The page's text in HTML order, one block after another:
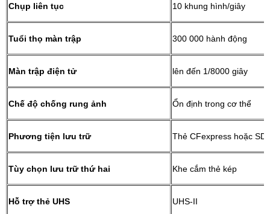
Chụp liên tục 10 khung hình/giây
Tuổi thọ màn trập 300 000 hành động
Màn trập điện tử lên đến 1/8000 giây
Chế độ chống rung ảnh Ổn định trong cơ thể
Phương tiện lưu trữ Thẻ CFexpress hoặc
Tùy chọn lưu trữ thứ hai Khe cắm thẻ kép
Hỗ trợ thẻ UHS UHS-II